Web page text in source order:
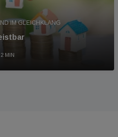
IM GLEICHKLANG
MIN